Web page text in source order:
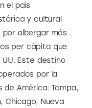
el país
y cultural
por albergar más
per cápita que
UU. Este destino
por la
de América: Tampa,
Chicago, Nueva